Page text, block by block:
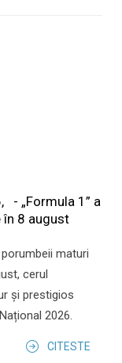
- „Formula 1” a
8 august
maturi
cerul
și prestigios
2026.
CITESTE